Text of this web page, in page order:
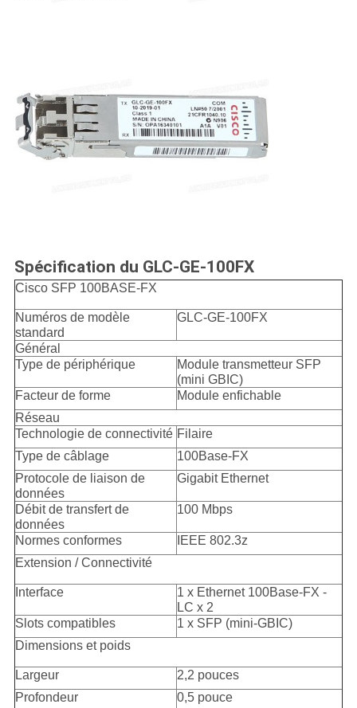
Spécification du GLC-GE-100FX
Cisco SFP 100BASE-FX
Numéros de modèle
standard
GLC-GE-100FX
Général
Type de périphérique
Module transmetteur SFP
(mini GBIC)
Facteur de forme
Module enfichable
Réseau
Technologie de connectivité Filaire
Type de câblage
100Base-FX
Protocole de liaison de
données
Gigabit Ethernet
Débit de transfert de
données
100 Mbps
Normes conformes
IEEE 802.3z
Extension / Connectivité
Interface
1 x Ethernet 100Base-FX -
LC x 2
Slots compatibles
1 x SFP (mini-GBIC)
Dimensions et poids
Largeur
2,2 pouces
Profondeur
0,5 pouce